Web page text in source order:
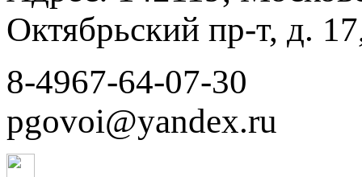
Октябрьский пр-т, д.
8-4967-64-07-30
pgovoi@yandex.ru